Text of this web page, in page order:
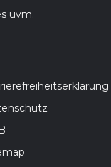
uvm.